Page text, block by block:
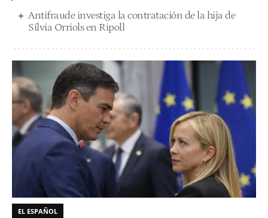
Antifraude investiga la contratación de la hija de
Sílvia Orriols en Ripoll
EL ESPAÑOL